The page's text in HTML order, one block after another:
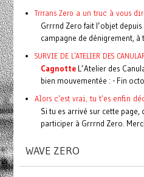
Trrrans Zero a un truc à vous
Grrrnd Zero fait l’objet
campagne de dénigrement, à
SURVIE DE L'ATELIER DES
CagnotteL’Atelier des
bien mouvementée : - Fin
Alors c'est vrai, tu t'es enfin
Si tu es arrivé sur cette page,
participer à Grrrnd Zero.
WAVE ZERO